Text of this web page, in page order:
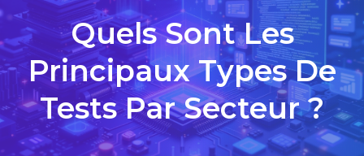
Quels Sont Les
Principaux Types De
Tests Par Secteur ?